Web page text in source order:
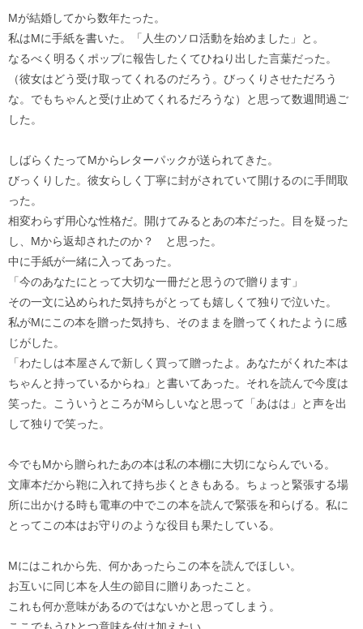
Mが結婚してから数年たった。
私はMに手紙を書いた。「人生のソロ活動を始めました」と。
なるべく明るくポップに報告したくてひねり出した言葉だった。
（彼女はどう受け取ってくれるのだろう。びっくりさせただろう
な。でもちゃんと受け止めてくれるだろうな）と思って数週間過ご
した。
しばらくたってMからレターパックが送られてきた。
びっくりした。彼女らしく丁寧に封がされていて開けるのに手間取
った。
相変わらず用心な性格だ。開けてみるとあの本だった。目を疑った
し、Mから返却されたのか？ と思った。
中に手紙が一緒に入ってあった。
「今のあなたにとって大切な一冊だと思うので贈ります」
その一文に込められた気持ちがとっても嬉しくて独りで泣いた。
私がMにこの本を贈った気持ち、そのままを贈ってくれたように感
じがした。
「わたしは本屋さんで新しく買って贈ったよ。あなたがくれた本は
ちゃんと持っているからね」と書いてあった。それを読んで今度は
笑った。こういうところがMらしいなと思って「あはは」と声を出
して独りで笑った。
今でもMから贈られたあの本は私の本棚に大切にならんでいる。
文庫本だから鞄に入れて持ち歩くときもある。ちょっと緊張する場
所に出かける時も電車の中でこの本を読んで緊張を和らげる。私に
とってこの本はお守りのような役目も果たしている。
Mにはこれから先、何かあったらこの本を読んでほしい。
お互いに同じ本を人生の節目に贈りあったこと。
これも何か意味があるのではないかと思ってしまう。